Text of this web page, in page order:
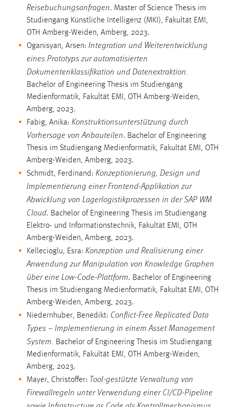
Reisebuchungsanfragen. Master of Science Thesis im
Studiengang Künstliche Intelligenz (MKI), Fakultät EMI,
OTH Amberg-Weiden, Amberg, 2023.
Oganisyan, Arsen: Integration und Weiterentwicklung
eines Prototyps zur automatisierten
Dokumentenklassifikation und Datenextraktion.
Bachelor of Engineering Thesis im Studiengang
Medienformatik, Fakultät EMI, OTH Amberg-Weiden,
Amberg, 2023.
Fabig, Anika: Konstruktionsunterstützung durch
Vorhersage von Anbauteilen. Bachelor of Engineering
Thesis im Studiengang Medienformatik, Fakultät EMI, OTH
Amberg-Weiden, Amberg, 2023.
Schmidt, Ferdinand: Konzeptionierung, Design und
Implementierung einer Frontend-Applikation zur
Abwicklung von Lagerlogistikprozessen in der SAP WM
Cloud. Bachelor of Engineering Thesis im Studiengang
Elektro- und Informationstechnik, Fakultät EMI, OTH
Amberg-Weiden, Amberg, 2023.
Kellecioglu, Esra: Konzeption und Realisierung einer
Anwendung zur Manipulation von Knowledge Graphen
über eine Low-Code-Plattform. Bachelor of Engineering
Thesis im Studiengang Medienformatik, Fakultät EMI, OTH
Amberg-Weiden, Amberg, 2023.
Niedernhuber, Benedikt: Conflict-Free Replicated Data
Types – Implementierung in einem Asset Management
System. Bachelor of Engineering Thesis im Studiengang
Medienformatik, Fakultät EMI, OTH Amberg-Weiden,
Amberg, 2023.
Mayer, Christoffer: Tool-gestützte Verwaltung von
Firewallregeln unter Verwendung einer CI/CD-Pipeline